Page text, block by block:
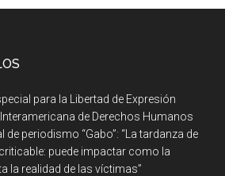
para la Libertad de Expresión
de Derechos Humanos
de periodismo “Gabo”: “La tardanza de
puede impactar como la
la realidad de las víctimas”